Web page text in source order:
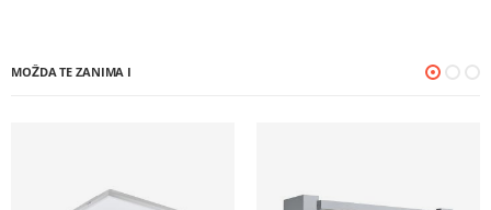
MOŽDA TE ZANIMA I